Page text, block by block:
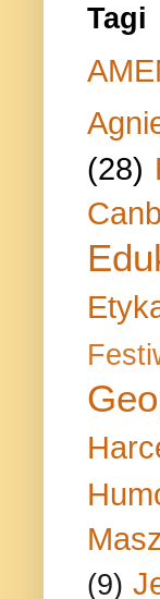
Tagi
(28)
(9)